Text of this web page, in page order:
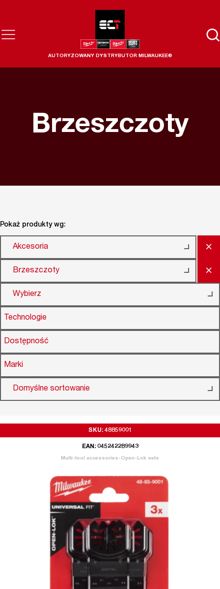
AUTORYZOWANY DYSTRYBUTOR MILWAUKEE®
Brzeszczoty
Pokaż produkty wg:
Akcesoria ×
Brzeszczoty ×
Wybierz
Technologie
Dostępność
Marki
Domyślne sortowanie
SKU: 48859001
EAN: 045242289943
Multi-tool accessories-Open-Lok sets